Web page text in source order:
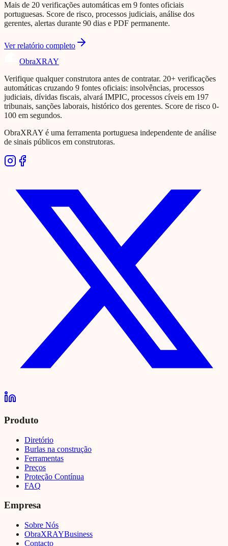
Mais de 20 verificações automáticas em 9 fontes oficiais
portuguesas. Score de risco, processos judiciais, análise dos
gerentes, alertas durante 90 dias e PDF permanente.
Ver relatório completo
ObraXRAY
Verifique qualquer construtora antes de contratar. 20+ verificações
automáticas cruzando 9 fontes oficiais: insolvências, processos
judiciais, dívidas fiscais, alvará IMPIC, processos cíveis em 197
tribunais, sanções laborais, histórico dos gerentes. Score de risco 0-
100 em segundos.
ObraXRAY é uma ferramenta portuguesa independente de análise
de sinais públicos em construtoras.
Produto
Diretório
Burlas na construção
Ferramentas
Preços
Proteção Contínua
FAQ
Empresa
Sobre Nós
ObraXRAYBusiness
Contacto